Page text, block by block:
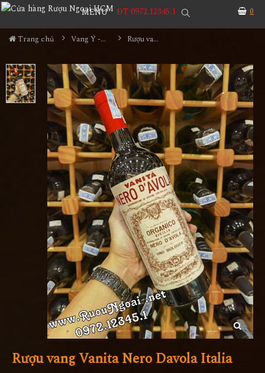
0
MENU ĐT 0972.12345.1
Trang chủ Vang Ý - Italia Rượu vang Vanita Nero Davola Italia
Rượu vang Vanita Nero Davola Italia